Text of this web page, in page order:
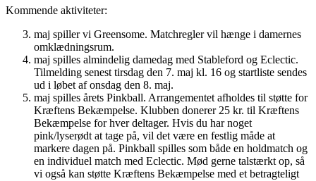
Kommende aktiviteter:
maj spiller vi Greensome. Matchregler vil hænge i damernes
omklædningsrum.
maj spilles almindelig damedag med Stableford og Eclectic.
Tilmelding senest tirsdag den 7. maj kl. 16 og startliste sendes
ud i løbet af onsdag den 8. maj.
maj spilles årets Pinkball. Arrangementet afholdes til støtte for
Kræftens Bekæmpelse. Klubben donerer 25 kr. til Kræftens
Bekæmpelse for hver deltager. Hvis du har noget
pink/lyserødt at tage på, vil det være en festlig måde at
markere dagen på. Pinkball spilles som både en holdmatch og
en individuel match med Eclectic. Mød gerne talstærkt op, så
vi også kan støtte Kræftens Bekæmpelse med et betragteligt